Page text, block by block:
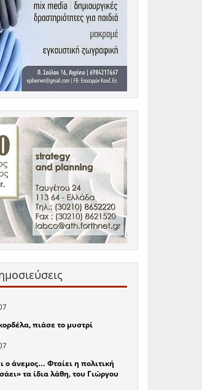
πιάσε το μυστρί
ο άνεμος… Φταίει η πολιτική
τα ίδια λάθη, του Γιώργου